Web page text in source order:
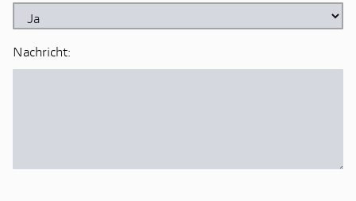
Nachricht: